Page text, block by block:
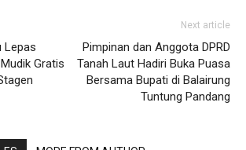
Lepas
Gratis
Next article
Pimpinan dan Anggota DPRD
Tanah Laut Hadiri Buka Puasa
Bersama Bupati di Balairung
Tuntung Pandang